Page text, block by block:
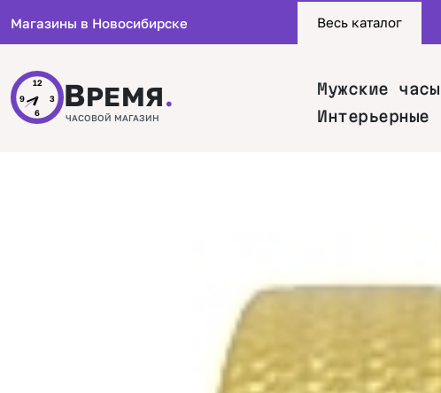
Магазины в Новосибирске Весь каталог
12
3
6
9 ВРЕМЯ.
ЧАСОВОЙ МАГАЗИН
Мужские часы
Интерьерные